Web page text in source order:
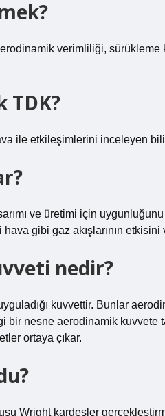
verimliliği,
TDK?
ile etkileşimlerini inceleyen
ve üretimi için
gibi gaz akışlarının
nedir?
kuvvettir. Bunlar
bir nesne aerodinamik kuvvete
ortaya çıkar.
Wright kardeşler